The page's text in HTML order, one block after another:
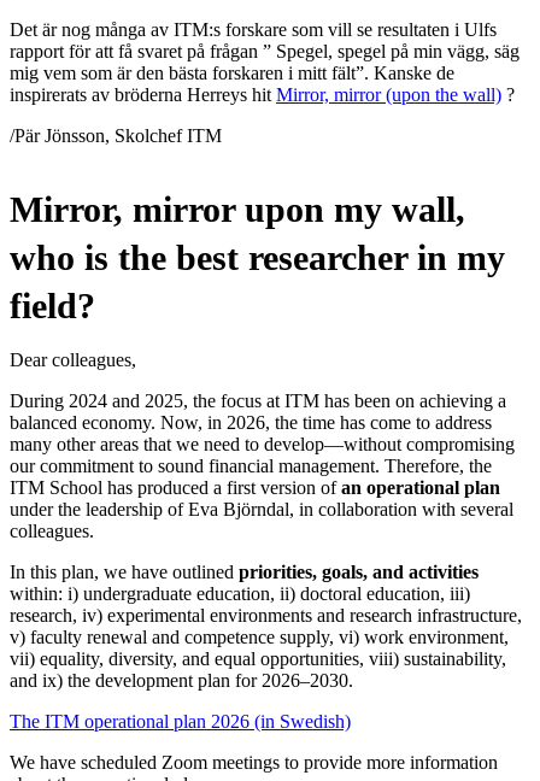
Det är nog många av ITM:s forskare som vill se resultaten i Ulfs
rapport för att få svaret på frågan ” Spegel, spegel på min vägg, säg
mig vem som är den bästa forskaren i mitt fält”. Kanske de
inspirerats av bröderna Herreys hit Mirror, mirror (upon the wall) ?
/Pär Jönsson, Skolchef ITM
Mirror, mirror upon my wall,
who is the best researcher in my
field?
Dear colleagues,
During 2024 and 2025, the focus at ITM has been on achieving a
balanced economy. Now, in 2026, the time has come to address
many other areas that we need to develop—without compromising
our commitment to sound financial management. Therefore, the
ITM School has produced a first version ofan operational plan
under the leadership of Eva Björndal, in collaboration with several
colleagues.
In this plan, we have outlined priorities, goals, and activities
within: i) undergraduate education, ii) doctoral education, iii)
research, iv) experimental environments and research infrastructure,
v) faculty renewal and competence supply, vi) work environment,
vii) equality, diversity, and equal opportunities, viii) sustainability,
and ix) the development plan for 2026–2030.
The ITM operational plan 2026 (in Swedish)
We have scheduled Zoom meetings to provide more information